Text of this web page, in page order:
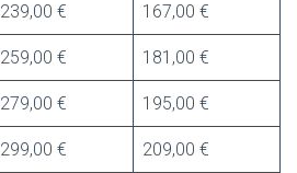
239,00 € 167,00 €
259,00 € 181,00 €
279,00 € 195,00 €
299,00 € 209,00 €